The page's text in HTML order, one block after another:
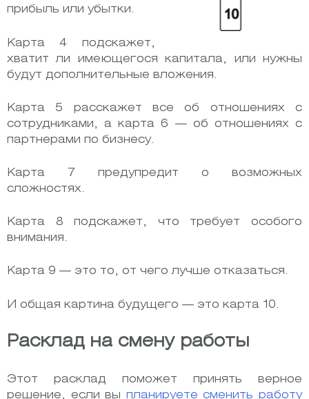
прибыль или убытки.
Карта 4 подскажет,
хватит ли имеющегося капитала, или нужны
будут дополнительные вложения.
Карта 5 расскажет все об отношениях с
сотрудниками, а карта 6 — об отношениях с
партнерами по бизнесу.
Карта 7 предупредит о возможных
сложностях.
Карта 8 подскажет, что требует особого
внимания.
Карта 9 — это то, от чего лучше отказаться.
И общая картина будущего — это карта 10.
Расклад на смену работы
Этот расклад поможет принять верное
решение, если вы планируете сменить работу